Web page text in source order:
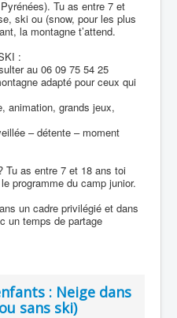
Tu as entre 7 et
ski ou (snow, pour les plus
la montagne t’attend.
:
au 06 09 75 54 25
adapté pour ceux qui
animation, grands jeux,
– détente – moment
Tu as entre 7 et 18 ans toi
programme du camp junior.
un cadre privilégié et dans
un temps de partage
: Neige dans
sans ski)